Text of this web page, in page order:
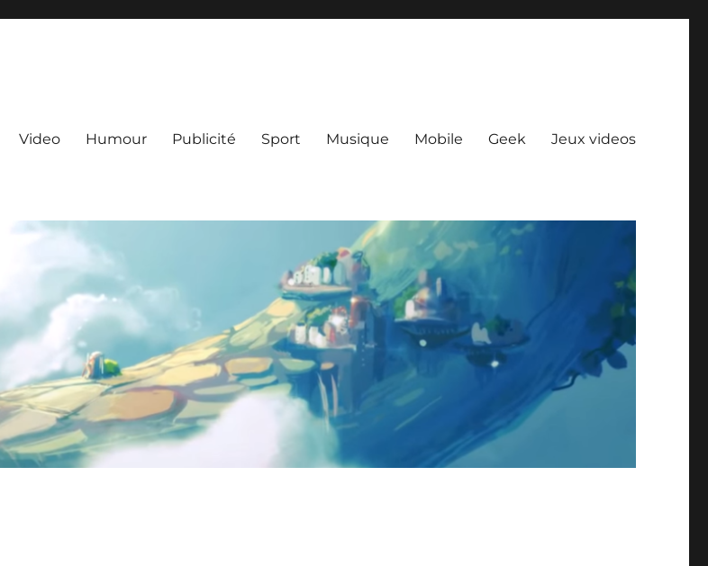
Video Humour Publicité Sport Musique Mobile Geek Jeux videos